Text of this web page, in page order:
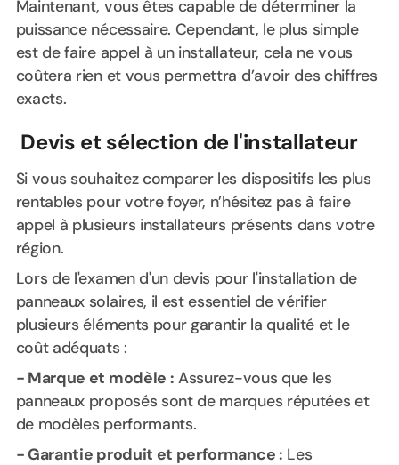
Maintenant, vous êtes capable de déterminer la
puissance nécessaire. Cependant, le plus simple
est de faire appel à un installateur, cela ne vous
coûtera rien et vous permettra d’avoir des chiffres
exacts.
Devis et sélection de l'installateur
Si vous souhaitez comparer les dispositifs les plus
rentables pour votre foyer, n’hésitez pas à faire
appel à plusieurs installateurs présents dans votre
région.
Lors de l'examen d'un devis pour l'installation de
panneaux solaires, il est essentiel de vérifier
plusieurs éléments pour garantir la qualité et le
coût adéquats :
- Marque et modèle : Assurez-vous que les
panneaux proposés sont de marques réputées et
de modèles performants.
- Garantie produit et performance : Les